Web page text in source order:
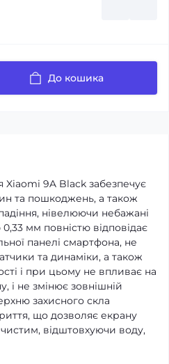
До кошика
Xiaomi 9A Black забезпечує
та пошкоджень, а також
нівелюючи небажані
мм повністю відповідає
панелі смартфона, не
та динаміки, а також
і при цьому не впливає на
і не змінює зовнішній
захисного скла
що дозволяє екрану
відштовхуючи воду,